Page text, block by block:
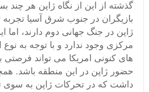
گذشته از این از نگاه ژاپن هر چند
بازیگران در جنوب شرق آسیا تجربه
ژاپن در جنگ جهانی دوم دارند، اما
مرکزی وجود ندارد و با توجه به نوع
های کنونی امریکا می تواند
حضور ژاپن در این منطقه باشد.
داشت که در تحرکات ژاپن به سوی